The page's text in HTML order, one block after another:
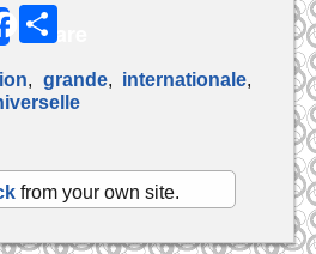
Share
ar
ta
er
, grande, internationale,
from your own site.